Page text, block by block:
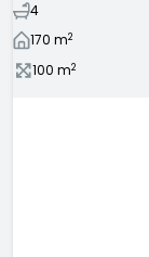
4
170 m2
100 m2